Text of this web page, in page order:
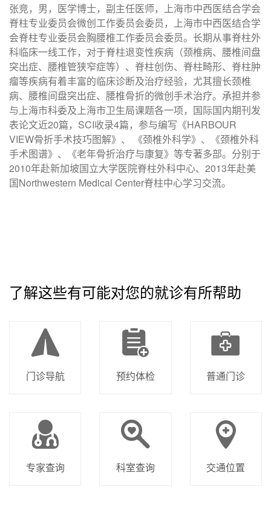
张竞，男，医学博士，副主任医师，上海市中西医结合学会
脊柱专业委员会微创工作委员会委员，上海市中西医结合学
会脊柱专业委员会胸腰椎工作委员会委员。长期从事脊柱外
科临床一线工作，对于脊柱退变性疾病（颈椎病、腰椎间盘
突出症、腰椎管狭窄症等）、脊柱创伤、脊柱畸形、脊柱肿
瘤等疾病有着丰富的临床诊断及治疗经验，尤其擅长颈椎
病、腰椎间盘突出症、腰椎骨折的微创手术治疗。承担并参
与上海市科委及上海市卫生局课题各一项，国际国内期刊发
表论文近20篇，SCI收录4篇，参与编写《HARBOUR
VIEW骨折手术技巧图解》、 《颈椎外科学》、《颈椎外科
手术图谱》、《老年骨折治疗与康复》等专著多部。分别于
2010年赴新加坡国立大学医院脊柱外科中心、2013年赴美
国Northwestern Medical Center脊柱中心学习交流。
了解这些有可能对您的就诊有所帮助
门诊导航 预约体检 普通门诊
专家查询 科室查询 交通位置